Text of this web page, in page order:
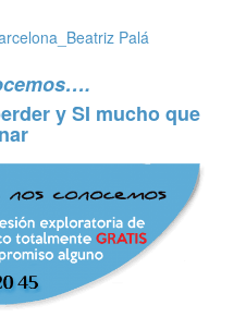
y SI mucho que